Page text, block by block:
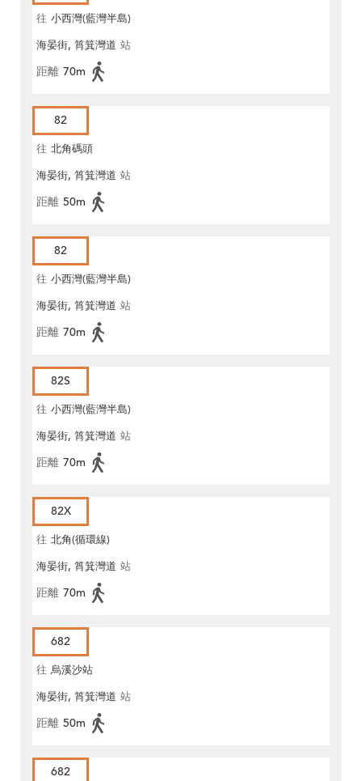
往 小西灣(藍灣半島)
海晏街, 筲箕灣道 站
距離 70m
82
往 北角碼頭
海晏街, 筲箕灣道 站
距離 50m
82
往 小西灣(藍灣半島)
海晏街, 筲箕灣道 站
距離 70m
82S
往 小西灣(藍灣半島)
海晏街, 筲箕灣道 站
距離 70m
82X
往 北角(循環線)
海晏街, 筲箕灣道 站
距離 70m
682
往 烏溪沙站
海晏街, 筲箕灣道 站
距離 50m
682